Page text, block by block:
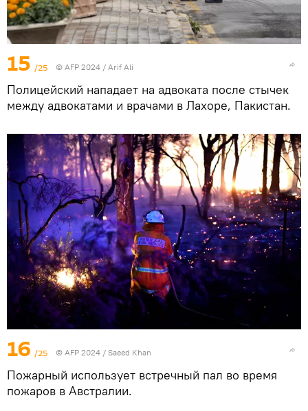
15 /25 © AFP 2024 / Arif Ali
Полицейский нападает на адвоката после стычек
между адвокатами и врачами в Лахоре, Пакистан.
16 /25 © AFP 2024 / Saeed Khan
Пожарный использует встречный пал во время
пожаров в Австралии.